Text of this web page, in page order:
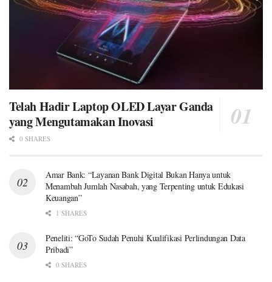
Telah Hadir Laptop OLED Layar Ganda
yang Mengutamakan Inovasi
0 SHARES
Amar Bank: “Layanan Bank Digital Bukan Hanya untuk
Menambah Jumlah Nasabah, yang Terpenting untuk Edukasi
Keuangan”
1 SHARES
Peneliti: “GoTo Sudah Penuhi Kualifikasi Perlindungan Data
Pribadi”
0 SHARES